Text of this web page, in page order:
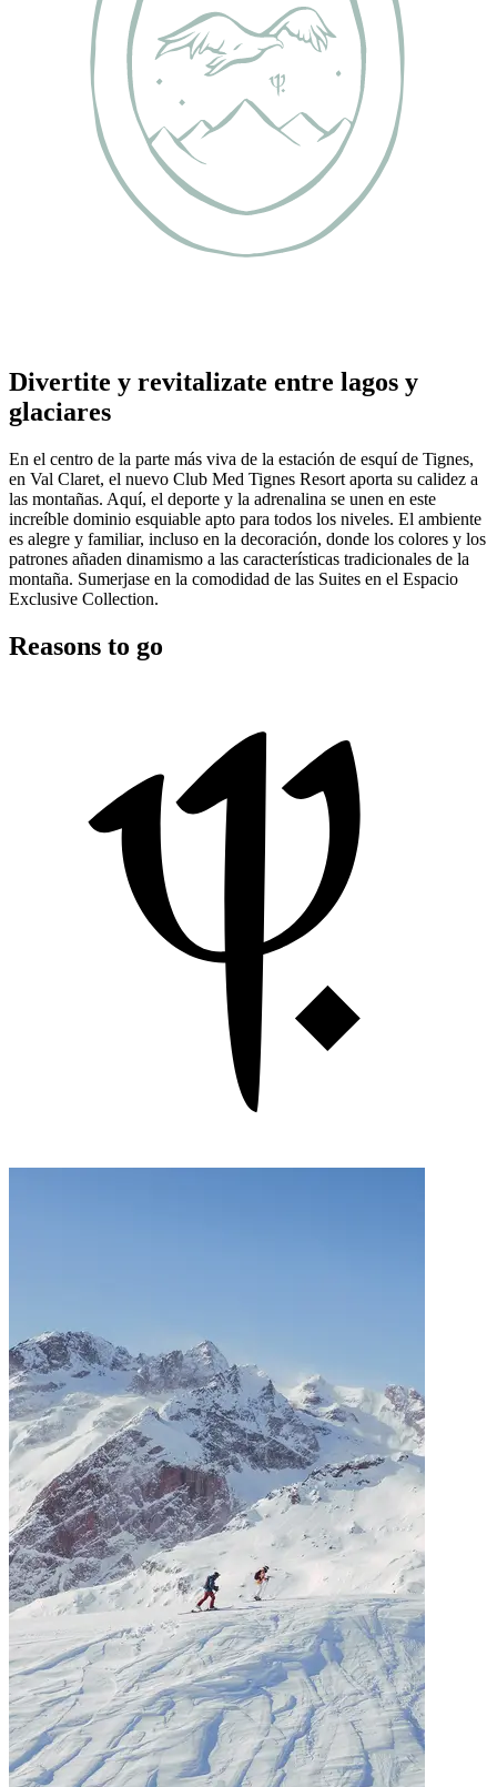
Divertite y revitalizate entre lagos y
glaciares
En el centro de la parte más viva de la estación de esquí de Tignes,
en Val Claret, el nuevo Club Med Tignes Resort aporta su calidez a
las montañas. Aquí, el deporte y la adrenalina se unen en este
increíble dominio esquiable apto para todos los niveles. El ambiente
es alegre y familiar, incluso en la decoración, donde los colores y los
patrones añaden dinamismo a las características tradicionales de la
montaña. Sumerjase en la comodidad de las Suites en el Espacio
Exclusive Collection.
Reasons to go